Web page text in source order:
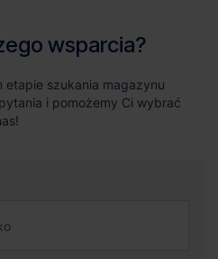
wsparcia?
etapie szukania magazynu
i pomożemy Ci wybrać